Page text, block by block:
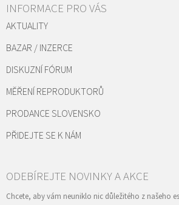
INFORMACE PRO VÁS
AKTUALITY
BAZAR / INZERCE
DISKUZNÍ FÓRUM
MĚŘENÍ REPRODUKTORŮ
PRODANCE SLOVENSKO
PŘIDEJTE SE K NÁM